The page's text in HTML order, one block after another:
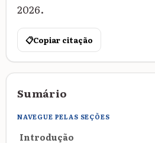
2026.
📋Copiar citação
Sumário
NAVEGUE PELAS SEÇÕES
Introdução